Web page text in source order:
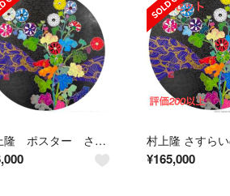
村上隆 ポスター さすらいの旅からの帰還
¥165,000